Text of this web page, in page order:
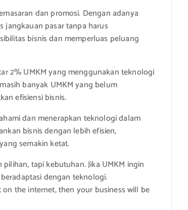
dan promosi. Dengan adanya
jangkauan pasar tanpa harus
bisnis dan memperluas peluang
2% UMKM yang menggunakan teknologi
banyak UMKM yang belum
efisiensi bisnis.
dan menerapkan teknologi dalam
bisnis dengan lebih efisien,
semakin ketat.
tapi kebutuhan. Jika UMKM ingin
dengan teknologi.
the internet, then your business will be